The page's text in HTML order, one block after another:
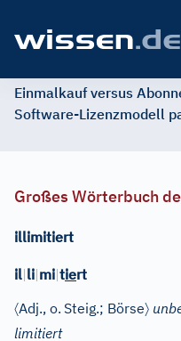
Einmalkauf versus
Software-Lizenzmodell
Großes Wörterbuch
illimitiert
il|li|mi|tiert
〈Adj., o. Steig.; Börse〉
limitiert